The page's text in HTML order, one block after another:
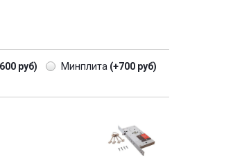
руб) Минплита (+700 руб)